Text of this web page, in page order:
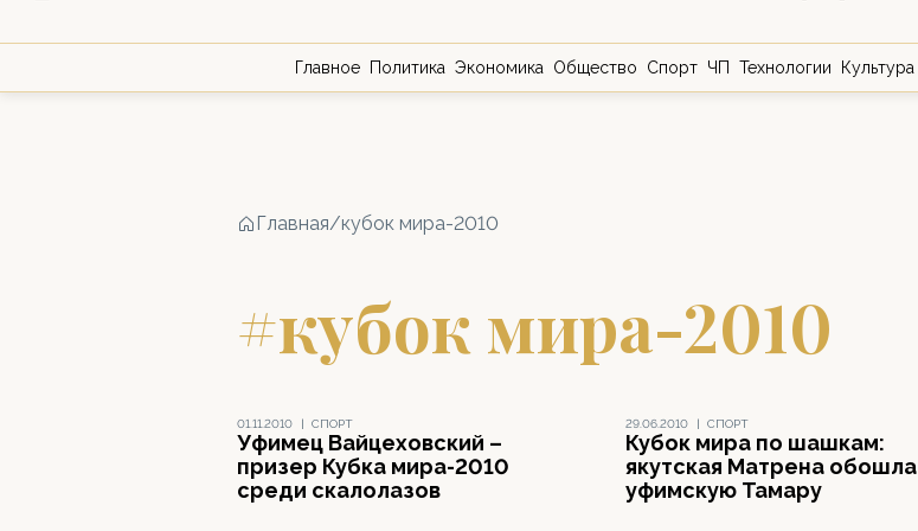
Главное Политика Экономика Общество Спорт ЧП Технологии Культура
Главная/кубок мира-2010
#кубок мира-2010
01.11.2010 | СПОРТ
Уфимец Вайцеховский –
призер Кубка мира-2010
среди скалолазов
29.06.2010 | СПОРТ
Кубок мира по шашкам:
якутская Матрена обошла
уфимскую Тамару